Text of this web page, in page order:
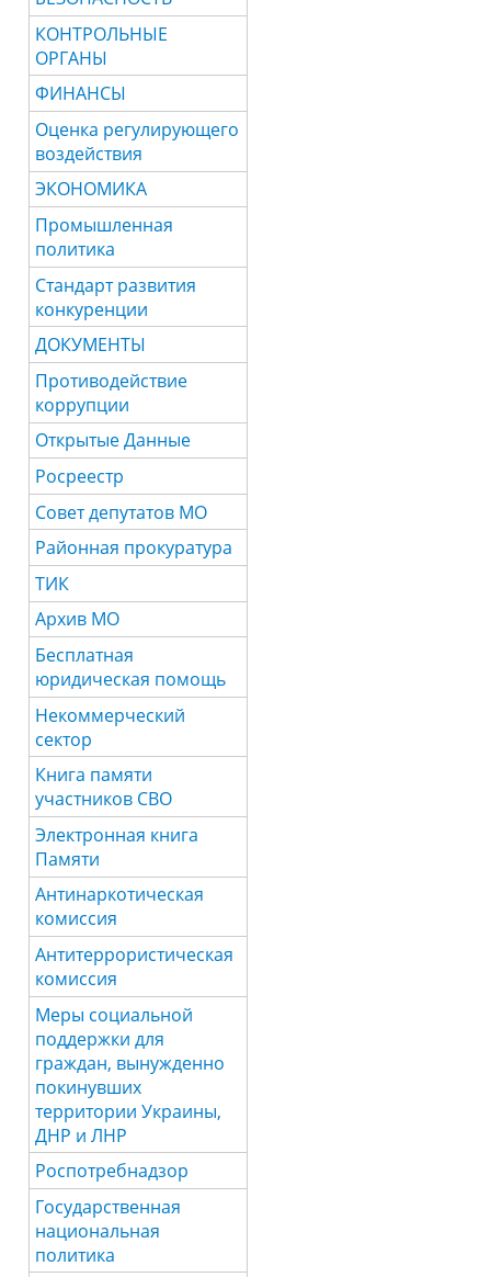
КОНТРОЛЬНЫЕ
ОРГАНЫ
ФИНАНСЫ
Оценка регулирующего
воздействия
ЭКОНОМИКА
Промышленная
политика
Стандарт развития
конкуренции
ДОКУМЕНТЫ
Противодействие
коррупции
Открытые Данные
Росреестр
Совет депутатов МО
Районная прокуратура
ТИК
Архив МО
Бесплатная
юридическая помощь
Некоммерческий
сектор
Книга памяти
участников СВО
Электронная книга
Памяти
Антинаркотическая
комиссия
Антитеррористическая
комиссия
Меры социальной
поддержки для
граждан, вынужденно
покинувших
территории Украины,
ДНР и ЛНР
Роспотребнадзор
Государственная
национальная
политика